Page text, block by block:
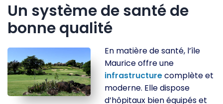
Un système de santé de
bonne qualité
En matière de santé, l’île
Maurice offre une
infrastructurecomplète et
moderne. Elle dispose
d’hôpitaux bien équipés et